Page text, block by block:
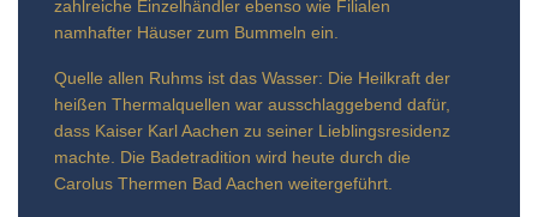
zahlreiche Einzelhändler ebenso wie Filialen
namhafter Häuser zum Bummeln ein.
Quelle allen Ruhms ist das Wasser: Die Heilkraft der
heißen Thermalquellen war ausschlaggebend dafür,
dass Kaiser Karl Aachen zu seiner Lieblingsresidenz
machte. Die Badetradition wird heute durch die
Carolus Thermen Bad Aachen weitergeführt.